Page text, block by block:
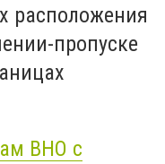
расположения
пропуске
ВНО с